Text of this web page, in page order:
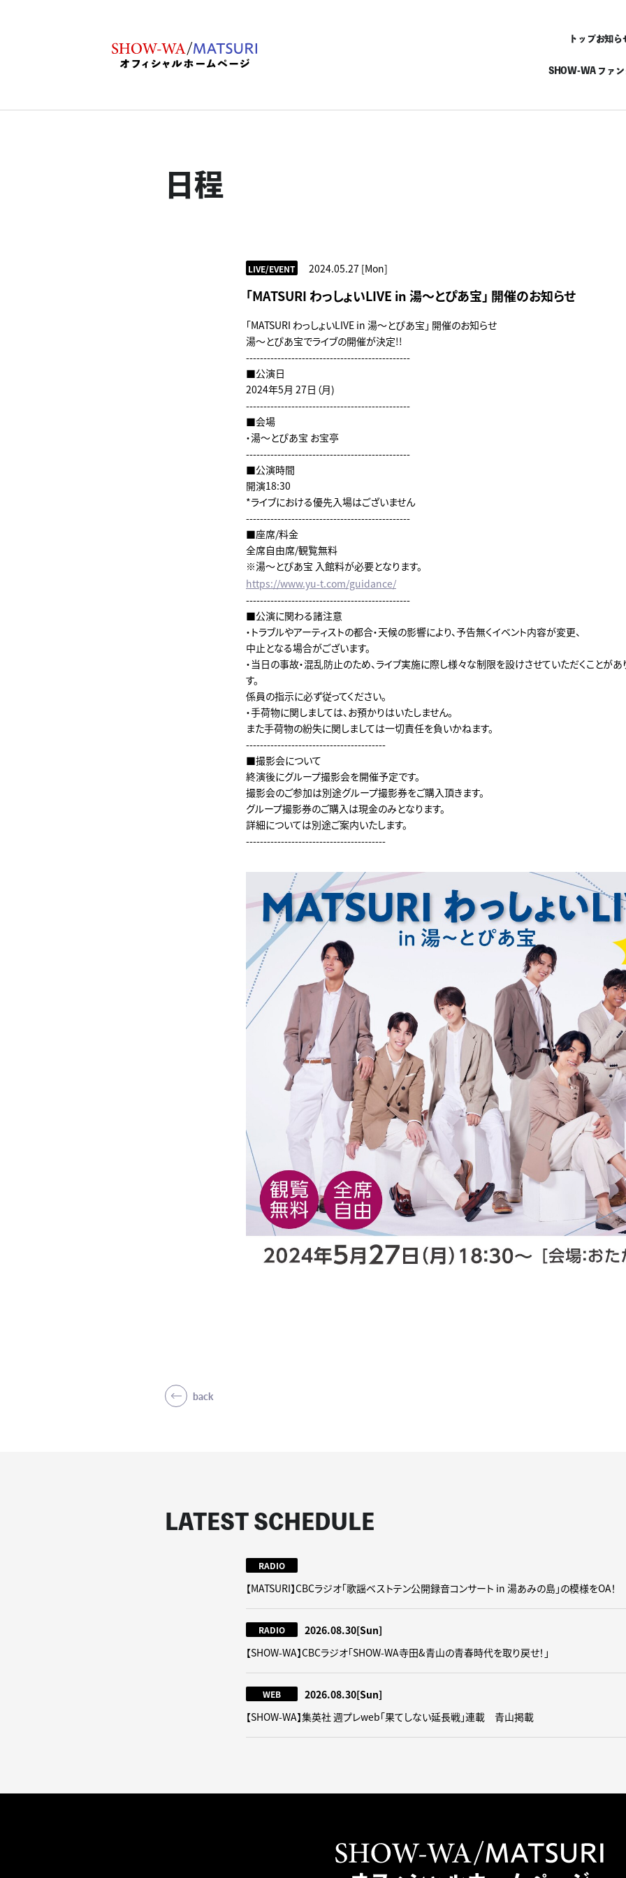
トップお知ら
SHOW-WA ファン
日程
2024.05.27 [Mon]
LIVE/EVENT
「MATSURI わっしょいLIVE in 湯～とぴあ宝」 開催のお知らせ
「MATSURI わっしょいLIVE in 湯～とぴあ宝」 開催のお知らせ
湯～とぴあ宝でライブの開催が決定!!
-----------------------------------------------
■公演日
2024年5月 27日（月)
-----------------------------------------------
■会場
・湯～とぴあ宝 お宝亭
-----------------------------------------------
■公演時間
開演18:30
*ライブにおける優先入場はございません
-----------------------------------------------
■座席/料金
全席自由席/観覧無料
※湯～とぴあ宝 入館料が必要となります。
https://www.yu-t.com/guidance/
-----------------------------------------------
■公演に関わる諸注意
・トラブルやアーティストの都合・天候の影響により、予告無くイベント内容が変更、
中止となる場合がございます。
・当日の事故・混乱防止のため、ライブ実施に際し様々な制限を設けさせていただくことがあ
す。
係員の指示に必ず従ってください。
・手荷物に関しましては、お預かりはいたしません。
また手荷物の紛失に関しましては一切責任を負いかねます。
----------------------------------------
■撮影会について
終演後にグループ撮影会を開催予定です。
撮影会のご参加は別途グループ撮影券をご購入頂きます。
グループ撮影券のご購入は現金のみとなります。
詳細については別途ご案内いたします。
----------------------------------------
back
LATEST SCHEDULE
RADIO
【MATSURI】CBCラジオ「歌謡ベストテン公開録音コンサート in 湯あみの島」の模様をOA！
RADIO 2026.08.30[Sun]
【SHOW-WA】CBCラジオ｢SHOW-WA寺田&青山の青春時代を取り戻せ！｣
WEB 2026.08.30[Sun]
【SHOW-WA】集英社 週プレweb｢果てしない延長戦｣連載 青山掲載